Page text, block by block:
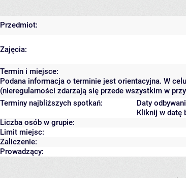
Przedmiot:
Zajęcia:
Termin i miejsce:
Podana informacja o terminie jest orientacyjna. W
(nieregularności zdarzają się przede wszystkim w
Terminy najbliższych spotkań:
Daty
Kliknij w datę
Liczba osób w grupie:
Limit miejsc:
Zaliczenie:
Prowadzący: